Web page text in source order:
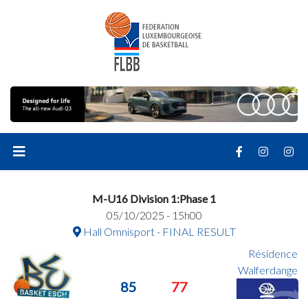
M-U16 Division 1:Phase 1
05/10/2025 - 15h00
Hall Omnisport - FINAL RESULT
85 77
Résidence
Walferdange